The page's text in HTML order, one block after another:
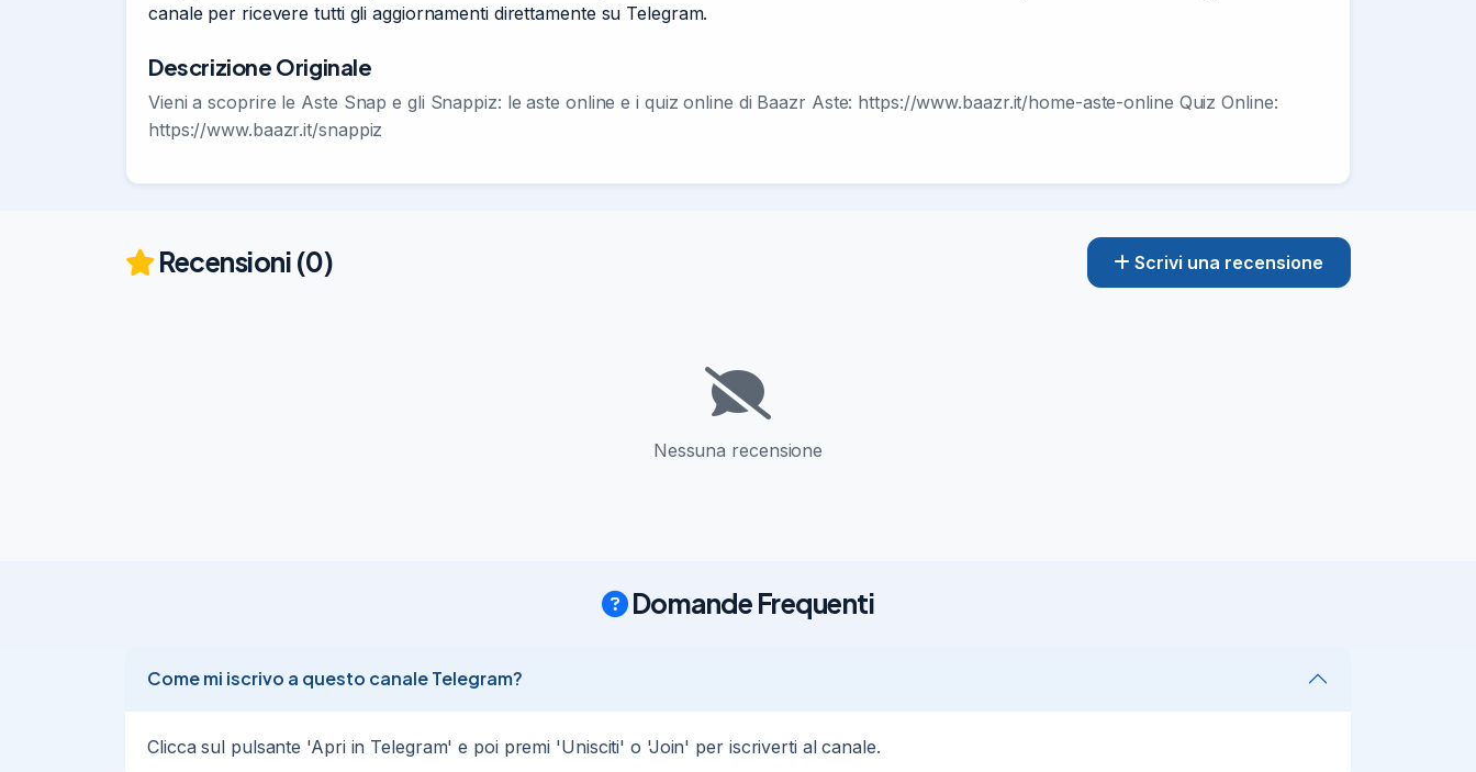
canale per ricevere tutti gli aggiornamenti direttamente su Telegram.
Descrizione Originale
Vieni a scoprire le Aste Snap e gli Snappiz: le aste online e i quiz online di Baazr Aste: https://www.baazr.it/home-aste-online Quiz Online:
https://www.baazr.it/snappiz
Recensioni (0) Scrivi una recensione
Nessuna recensione
Domande Frequenti
Come mi iscrivo a questo canale Telegram?
Clicca sul pulsante 'Apri in Telegram' e poi premi 'Unisciti' o 'Join' per iscriverti al canale.